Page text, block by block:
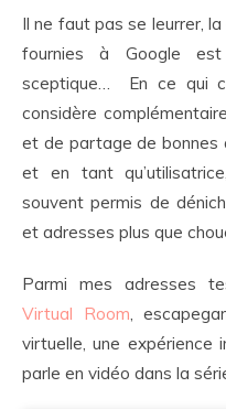
Il ne faut pas se leurrer, la
fournies à Google
sceptique… En ce qui
considère
et de partage de bonnes
et en tant
souvent permis de
et adresses plus que
Parmi mes adresses
Virtual Room ,
virtuelle, une
parle en vidéo dans la